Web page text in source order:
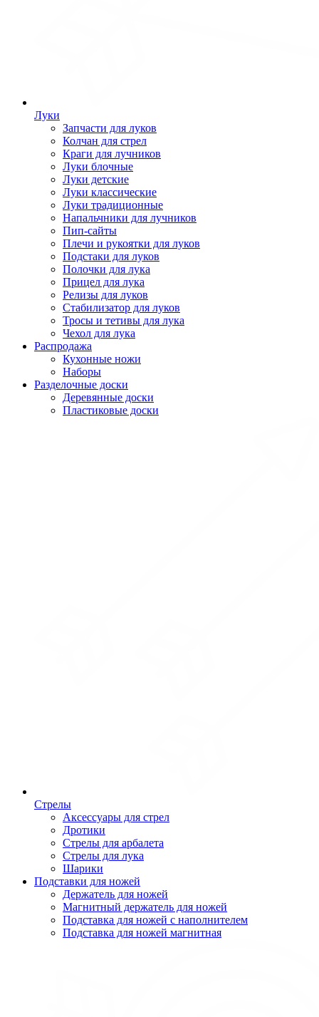
Луки
Запчасти для луков
Колчан для стрел
Краги для лучников
Луки блочные
Луки детские
Луки классические
Луки традиционные
Напальчники для лучников
Пип-сайты
Плечи и рукоятки для луков
Подстаки для луков
Полочки для лука
Прицел для лука
Релизы для луков
Стабилизатор для луков
Тросы и тетивы для лука
Чехол для лука
Распродажа
Кухонные ножи
Наборы
Разделочные доски
Деревянные доски
Пластиковые доски
Стрелы
Аксессуары для стрел
Дротики
Стрелы для арбалета
Стрелы для лука
Шарики
Подставки для ножей
Держатель для ножей
Магнитный держатель для ножей
Подставка для ножей с наполнителем
Подставка для ножей магнитная